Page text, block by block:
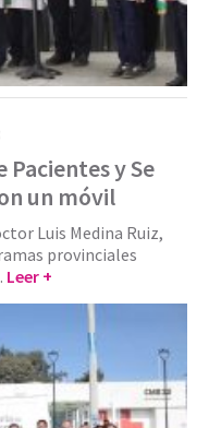
Pacientes y Se
un móvil
Luis Medina Ruiz,
provinciales
Leer +